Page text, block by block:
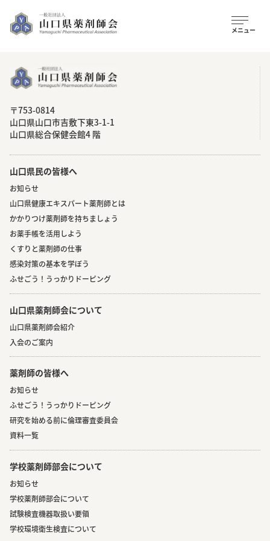
〒753-0814
⼭⼝県⼭⼝市吉敷下東3-1-1
⼭⼝県総合保健会館4 階
山口県民の皆様へ
お知らせ
山口県健康エキスパート薬剤師とは
かかりつけ薬剤師を持ちましょう
お薬手帳を活用しよう
くすりと薬剤師の仕事
感染対策の基本を学ぼう
ふせごう！うっかりドーピング
山口県薬剤師会について
山口県薬剤師会紹介
入会のご案内
薬剤師の皆様へ
お知らせ
ふせごう！うっかりドーピング
研究を始める前に倫理審査委員会
資料一覧
学校薬剤師部会について
お知らせ
学校薬剤師部会について
試験検査機器取扱い要領
学校環境衛生検査について